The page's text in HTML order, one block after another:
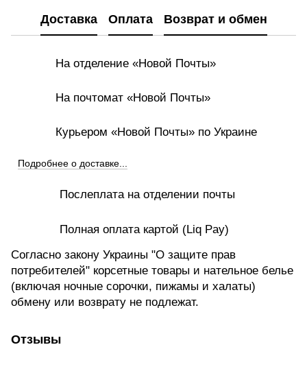
Доставка Оплата Возврат и обмен
На отделение «Новой Почты»
На почтомат «Новой Почты»
Курьером «Новой Почты» по Украине
Подробнее о доставке...
Послеплата на отделении почты
Полная оплата картой (Liq Pay)
Согласно закону Украины "О защите прав
потребителей" корсетные товары и нательное белье
(включая ночные сорочки, пижамы и халаты)
обмену или возврату не подлежат.
Отзывы